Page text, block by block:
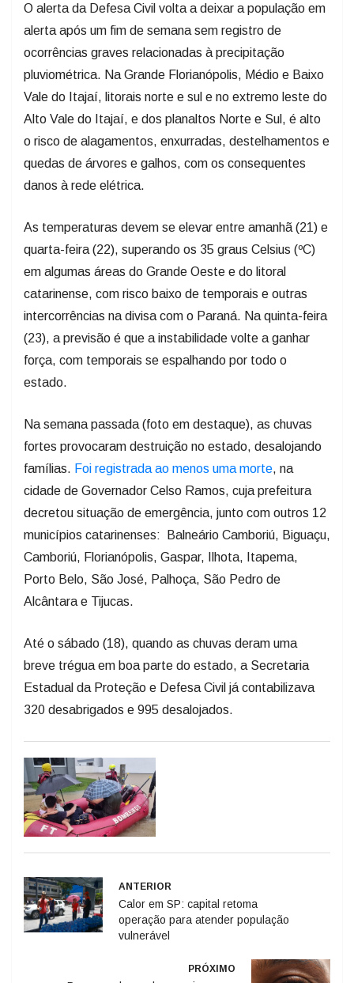
O alerta da Defesa Civil volta a deixar a população em
alerta após um fim de semana sem registro de
ocorrências graves relacionadas à precipitação
pluviométrica. Na Grande Florianópolis, Médio e Baixo
Vale do Itajaí, litorais norte e sul e no extremo leste do
Alto Vale do Itajaí, e dos planaltos Norte e Sul, é alto
o risco de alagamentos, enxurradas, destelhamentos e
quedas de árvores e galhos, com os consequentes
danos à rede elétrica.
As temperaturas devem se elevar entre amanhã (21) e
quarta-feira (22), superando os 35 graus Celsius (ºC)
em algumas áreas do Grande Oeste e do litoral
catarinense, com risco baixo de temporais e outras
intercorrências na divisa com o Paraná. Na quinta-feira
(23), a previsão é que a instabilidade volte a ganhar
força, com temporais se espalhando por todo o
estado.
Na semana passada (foto em destaque), as chuvas
fortes provocaram destruição no estado, desalojando
famílias. Foi registrada ao menos uma morte, na
cidade de Governador Celso Ramos, cuja prefeitura
decretou situação de emergência, junto com outros 12
municípios catarinenses: Balneário Camboriú, Biguaçu,
Camboriú, Florianópolis, Gaspar, Ilhota, Itapema,
Porto Belo, São José, Palhoça, São Pedro de
Alcântara e Tijucas.
Até o sábado (18), quando as chuvas deram uma
breve trégua em boa parte do estado, a Secretaria
Estadual da Proteção e Defesa Civil já contabilizava
320 desabrigados e 995 desalojados.
ANTERIOR
Calor em SP: capital retoma
operação para atender população
vulnerável
PRÓXIMO